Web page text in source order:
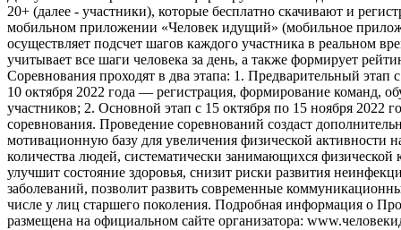
20+ (далее - участники), которые бесплатно скачивают и
мобильном приложении «Человек идущий» (мобильное
осуществляет подсчет шагов каждого участника в реальном
учитывает все шаги человека за день, а также формирует
Соревнования проходят в два этапа: 1. Предварительный этап
10 октября 2022 года — регистрация, формирование команд,
участников; 2. Основной этап с 15 октября по 15 ноября 2022
соревнования. Проведение соревнований создаст
мотивационную базу для увеличения физической активности
количества людей, систематически занимающихся физической
улучшит состояние здоровья, снизит риски развития
заболеваний, позволит развить современные
числе у лиц старшего поколения. Подробная информация о
размещена на официальном сайте организатора: